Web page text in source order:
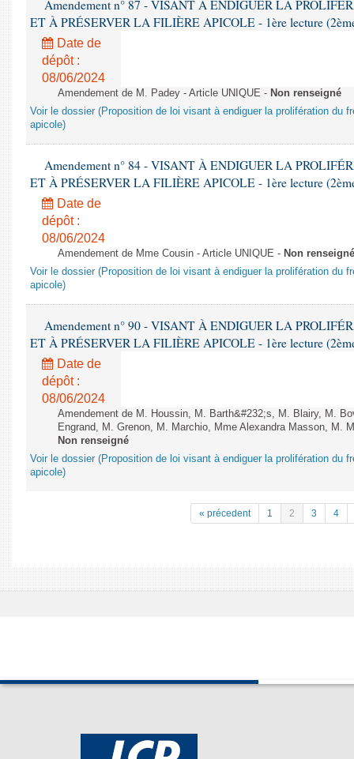
Amendement n° 87 - VISANT À ENDIGUER LA
ET À PRÉSERVER LA FILIÈRE APICOLE - 1ère lecture
Date de
dépôt :
08/06/2024
Amendement de M. Padey - Article UNIQUE - Non renseigné
Voir le dossier (Proposition de loi visant à endiguer la prolifération du
apicole)
Amendement n° 84 - VISANT À ENDIGUER LA
ET À PRÉSERVER LA FILIÈRE APICOLE - 1ère lecture
Date de
dépôt :
08/06/2024
Amendement de Mme Cousin - Article UNIQUE - Non renseigné
Voir le dossier (Proposition de loi visant à endiguer la prolifération du
apicole)
Amendement n° 90 - VISANT À ENDIGUER LA
ET À PRÉSERVER LA FILIÈRE APICOLE - 1ère lecture
Date de
dépôt :
08/06/2024
Amendement de M. Houssin, M. Barth&#232;s, M. Blairy, M.
Engrand, M. Grenon, M. Marchio, Mme Alexandra Masson, M.
Non renseigné
Voir le dossier (Proposition de loi visant à endiguer la prolifération du
apicole)
« précedent 1 2 3 4